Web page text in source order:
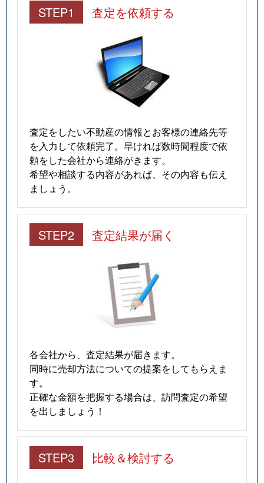
STEP1 査定を依頼する
査定をしたい不動産の情報とお客様の連絡先等
を入力して依頼完了。早ければ数時間程度で依
頼をした会社から連絡がきます。
希望や相談する内容があれば、その内容も伝え
ましょう。
STEP2 査定結果が届く
各会社から、査定結果が届きます。
同時に売却方法についての提案をしてもらえま
す。
正確な金額を把握する場合は、訪問査定の希望
を出しましょう！
STEP3 比較＆検討する